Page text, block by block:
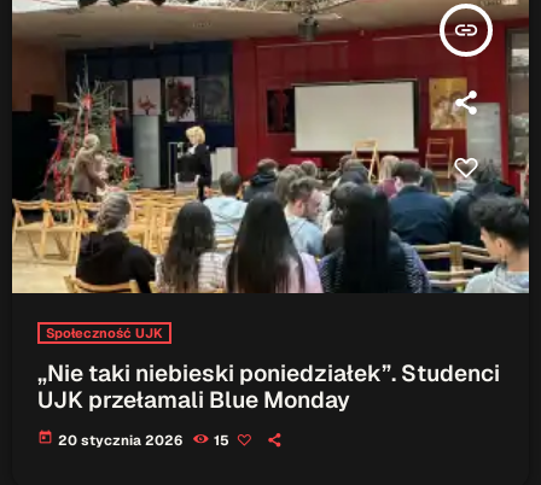
insert_link
Społeczność UJK
„Nie taki niebieski poniedziałek”. Studenci
UJK przełamali Blue Monday
today 20 stycznia 2026 15